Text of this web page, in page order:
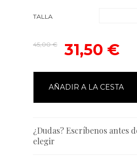
TALLA
45,00 € 31,50 €
AÑADIR A LA CESTA
¿Dudas? Escríbenos antes
elegir